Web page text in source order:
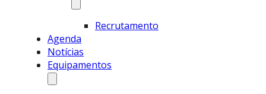
Recrutamento
Agenda
Notícias
Equipamentos